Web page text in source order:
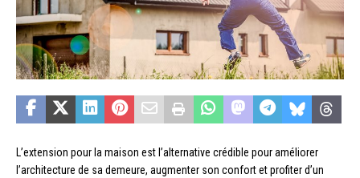
L’extension pour la maison est l’alternative crédible pour améliorer
l’architecture de sa demeure, augmenter son confort et profiter d’un